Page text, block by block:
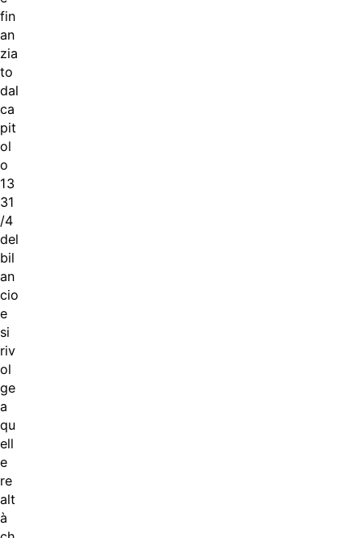
fin
an
zia
to
dal
ca
pit
ol
o
13
31
/4
del
bil
an
cio
e
si
riv
ol
ge
a
qu
ell
e
re
alt
à